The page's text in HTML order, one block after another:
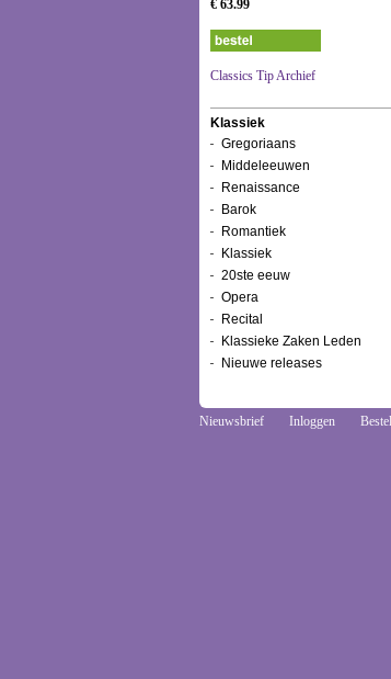
€ 63.99
Classics Tip Archief
Klassiek
Gregoriaans
Middeleeuwen
Renaissance
Barok
Romantiek
Klassiek
20ste eeuw
Opera
Recital
Klassieke Zaken Leden
Nieuwe releases
Nieuwsbrief Inloggen